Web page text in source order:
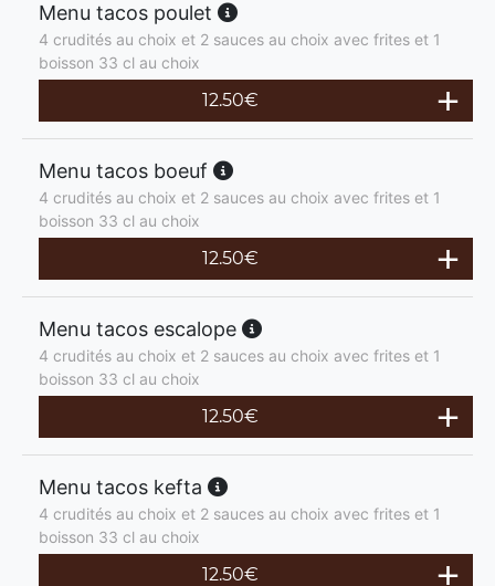
Menu tacos poulet
4 crudités au choix et 2 sauces au choix avec frites et 1
boisson 33 cl au choix
12.50€
Menu tacos boeuf
4 crudités au choix et 2 sauces au choix avec frites et 1
boisson 33 cl au choix
12.50€
Menu tacos escalope
4 crudités au choix et 2 sauces au choix avec frites et 1
boisson 33 cl au choix
12.50€
Menu tacos kefta
4 crudités au choix et 2 sauces au choix avec frites et 1
boisson 33 cl au choix
12.50€